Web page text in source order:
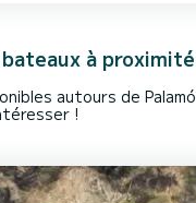
à proximité
autours de
!